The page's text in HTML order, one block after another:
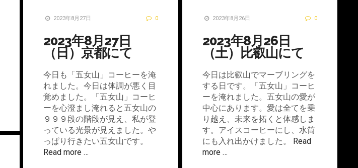
2023年8月27日 0
2023年8月27日
（日）京都にて
今日も「五女山」コーヒーを淹
れました。今日は体調が悪く目
覚めました。「五女山」コーヒ
ーを心澄まし淹れると五女山の
９９９段の階段が見え、私が登
っている光景が見えました。や
っぱり行きたい五女山です。
Read more …
2023年8月26日 0
2023年8月26日
（土）比叡山にて
今日は比叡山でマーブリングを
する日です。「五女山」コーヒ
ーを淹れました。五女山の愛が
中心にあります。愛は全てを乗
り越え、未来を拓くと体感しま
す。アイスコーヒーにし、水筒
にも入れ出かけました。
Read
more …